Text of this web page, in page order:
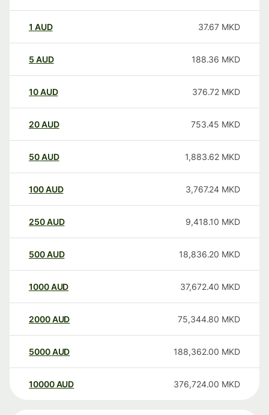
1 AUD 37.67 MKD
5 AUD 188.36 MKD
10AUD 376.72 MKD
20AUD 753.45 MKD
50AUD 1,883.62 MKD
100AUD 3,767.24 MKD
250AUD 9,418.10 MKD
500AUD 18,836.20 MKD
1000AUD 37,672.40 MKD
2000AUD 75,344.80 MKD
5000AUD 188,362.00 MKD
10000 AUD 376,724.00 MKD